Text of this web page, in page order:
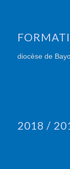
diocèse de
2018 /